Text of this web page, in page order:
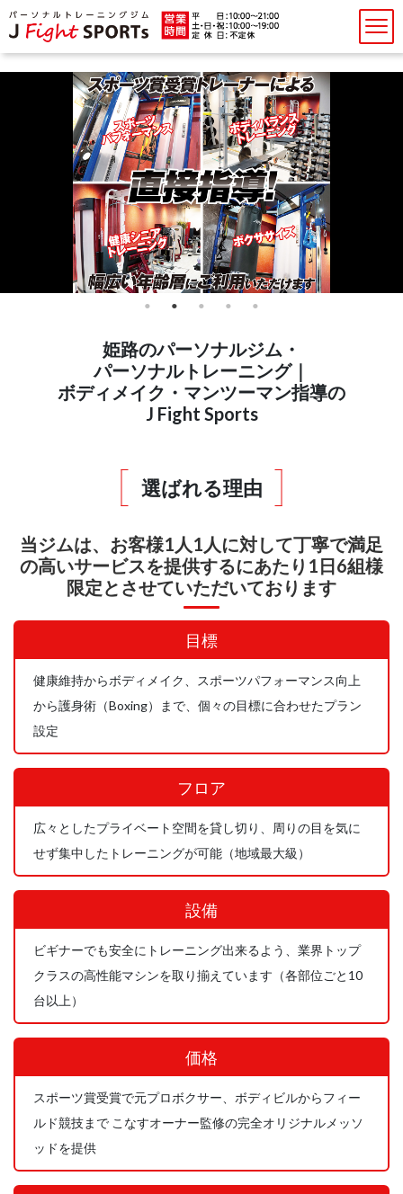
姫路のパーソナルジム・
パーソナルトレーニング｜
ボディメイク・マンツーマン指導の
J Fight Sports
選ばれる理由
当ジムは、お客様1人1人に対して丁寧で満足
の高いサービスを提供するにあたり 1日6組様
限定とさせていただいております
目標
健康維持からボディメイク、スポーツパフォーマンス向上
から護身術（Boxing）まで、個々の目標に合わせたプラン
設定
フロア
広々としたプライベート空間を貸し切り、周りの目を気に
せず集中したトレーニングが可能（地域最大級）
設備
ビギナーでも安全にトレーニング出来るよう、業界トップ
クラスの高性能マシンを取り揃えています（各部位ごと10
台以上）
価格
スポーツ賞受賞で元プロボクサー、ボディビルからフィー
ルド競技まで こなすオーナー監修の完全オリジナルメッソ
ッドを提供